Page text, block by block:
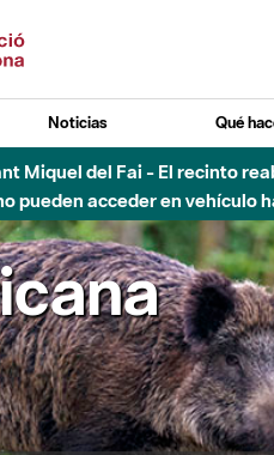
Noticias Qué
Miquel del Fai - El recinto
pueden acceder en